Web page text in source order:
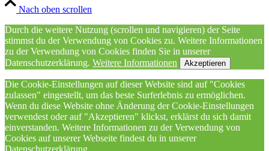
Nach oben scrollen
Durch die weitere Nutzung (scrollen und navigieren) der Seite
stimmst du der Verwendung von Cookies zu. Weitere Informationen
zu der Verwendung von Cookies finden Sie in unserer
Datenschutzerklärung. Weitere Informationen Akzeptieren
Die Cookie-Einstellungen auf dieser Website sind auf "Cookies
zulassen" eingestellt, um das beste Surferlebnis zu ermöglichen.
Wenn du diese Website ohne Änderung der Cookie-Einstellungen
verwendest oder auf "Akzeptieren" klickst, erklärst du sich damit
einverstanden. Weitere Informationen zu der Verwendung von
Cookies auf unserer Webseite findest du in unserer
Datenschutzerklärung.